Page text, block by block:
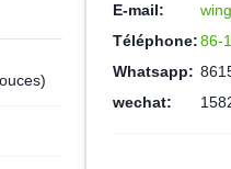
E-mail:
Téléphone:86-
Whatsapp:
wechat: